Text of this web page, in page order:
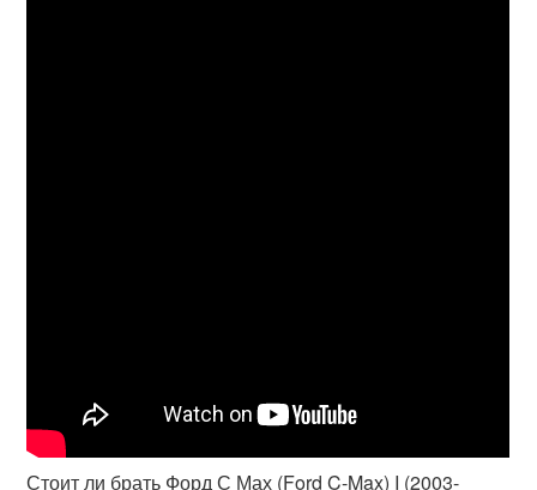
Стоит ли брать Форд С Мах (Ford C-Max) I (2003-